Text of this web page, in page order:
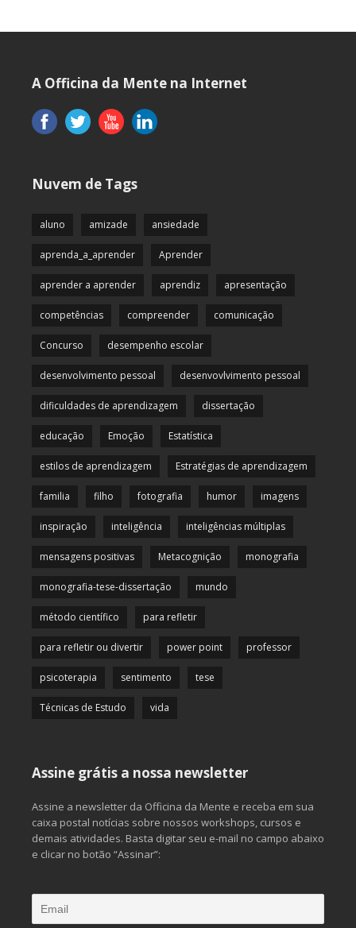
A Officina da Mente na Internet
Nuvem de Tags
aluno amizade ansiedade
aprenda_a_aprender Aprender
aprender a aprender aprendiz apresentação
competências compreender comunicação
Concurso desempenho escolar
desenvolvimento pessoal desenvovlvimento pessoal
dificuldades de aprendizagem dissertação
educação Emoção Estatística
estilos de aprendizagem Estratégias de aprendizagem
familia filho fotografia humor imagens
inspiração inteligência inteligências múltiplas
mensagens positivas Metacognição monografia
monografia-tese-dissertação mundo
método científico para refletir
para refletir ou divertir power point professor
psicoterapia sentimento tese
Técnicas de Estudo vida
Assine grátis a nossa newsletter
Assine a newsletter da Officina da Mente e receba em sua
caixa postal notícias sobre nossos workshops, cursos e
demais atividades. Basta digitar seu e-mail no campo abaixo
e clicar no botão “Assinar”: